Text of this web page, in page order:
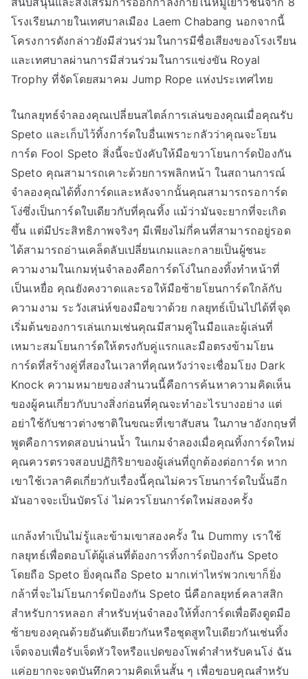
โรงเรียนภายในเทศบาลเมือง Laem Chabang นอกจากนี้
โครงการดังกล่าวยังมีส่วนร่วมในการมีชื่อเสียงของโรงเรียน
และเทศบาลผ่านการมีส่วนร่วมในการแข่งขัน Royal
Trophy ที่จัดโดยสมาคม Jump Rope แห่งประเทศไทย
ในกลยุทธ์จำลองคุณเปลี่ยนสไตล์การเล่นของคุณเมื่อคุณรับ
Speto และเก็บไว้ทิ้งการ์ดใบอื่นเพราะกลัวว่าคุณจะโยน
การ์ด Fool Speto สิ่งนี้จะบังคับให้มือขวาโยนการ์ดป้องกัน
Speto คุณสามารถเคาะด้วยการพลิกหน้า ในสถานการณ์
จำลองคุณได้ทิ้งการ์ดและหลังจากนั้นคุณสามารถรอการ์ด
โง่ซึ่งเป็นการ์ดใบเดียวกับที่คุณทิ้ง แม้ว่ามันจะยากที่จะเกิด
ขึ้น แต่มีประสิทธิภาพจริงๆ มีเพียงไม่กี่คนที่สามารถอยู่รอด
ได้สามารถอ่านเคล็ดลับเปลี่ยนเกมและกลายเป็นผู้ชนะ
ความงามในเกมหุ่นจำลองคือการ์ดโง่ในกองทิ้งทำหน้าที่
เป็นเหยื่อ คุณยังคงวาดและรอให้มือซ้ายโยนการ์ดใกล้กับ
ความงาม ระวังเสน่ห์ของมือขวาด้วย กลยุทธ์เป็นไปได้ที่จุด
เริ่มต้นของการเล่นเกมเช่นคุณมีสามคู่ในมือและผู้เล่นที่
เหมาะสมโยนการ์ดให้ตรงกับคู่แรกและมือตรงข้ามโยน
การ์ดที่สร้างคู่ที่สองในเวลาที่คุณหวังว่าจะเชื่อมโยง Dark
Knock ความหมายของสำนวนนี้คือการค้นหาความคิดเห็น
ของผู้คนเกี่ยวกับบางสิ่งก่อนที่คุณจะทำอะไรบางอย่าง แต่
อย่าใช้กับชาวต่างชาติในขณะที่เขาสับสน ในภาษาอังกฤษที่
พูดคือการทดสอบน่านน้ำ ในเกมจำลองเมื่อคุณทิ้งการ์ดใหม่
คุณควรตรวจสอบปฏิกิริยาของผู้เล่นที่ถูกต้องต่อการ์ด หาก
เขาใช้เวลาคิดเกี่ยวกับเรื่องนี้คุณไม่ควรโยนการ์ดใบนั้นอีก
มันอาจจะเป็นบัตรโง่ ไม่ควรโยนการ์ดใหม่สองครั้ง
แกล้งทำเป็นไม่รู้และข้ามเขาสองครั้ง ใน Dummy เราใช้
กลยุทธ์เพื่อตอบโต้ผู้เล่นที่ต้องการทิ้งการ์ดป้องกัน Speto
โดยถือ Speto ยิ่งคุณถือ Speto มากเท่าไหร่พวกเขาก็ยิ่ง
กล้าที่จะไม่โยนการ์ดป้องกัน Speto นี่คือกลยุทธ์คลาสสิก
สำหรับการหลอก สำหรับหุ่นจำลองให้ทิ้งการ์ดเพื่อดึงดูดมือ
ซ้ายของคุณด้วยอันดับเดียวกันหรือชุดสูทใบเดียวกันเช่นทิ้ง
เจ็ดจอบเพื่อรับเจ็ดหัวใจหรือแปดของโพดำสำหรับคนโง่ ฉัน
แค่อยากจะจดบันทึกความคิดเห็นสั้น ๆ เพื่อขอบคุณสำหรับ